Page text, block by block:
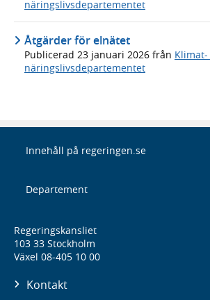
näringslivsdepartementet
Åtgärder för elnätet
Publicerad 23 januari 2026 från Klimat-
näringslivsdepartementet
Innehåll på regeringen.se
Departement
Regeringskansliet
103 33 Stockholm
Växel 08-405 10 00
Kontakt